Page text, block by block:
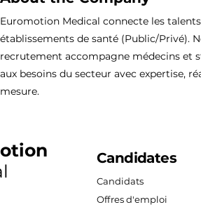
Euromotion Medical connecte les
établissements de santé (Public/Privé).
recrutement accompagne médecins et
aux besoins du secteur avec expertise,
mesure.
Candidates
Candidats
Offres d'emploi